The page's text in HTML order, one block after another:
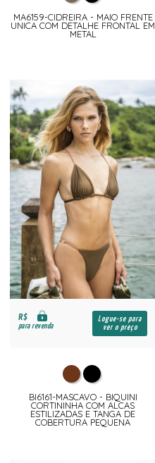
MA6159-CIDREIRA - MAIO FRENTE
UNICA COM DETALHE FRONTAL EM
METAL
R$
para revenda
Logue-se para
ver o preço
BI6161-MASCAVO - BIQUINI
CORTININHA COM ALCAS
ESTILIZADAS E TANGA DE
COBERTURA PEQUENA